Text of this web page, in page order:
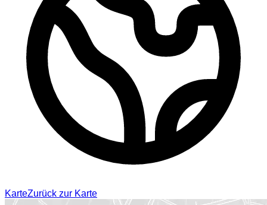
KarteZurück zur Karte